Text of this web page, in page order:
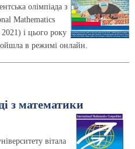
олімпіада з
Mathematics
і цього року
в режимі онлайн.
з математики
вітала